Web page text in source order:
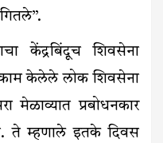
केंद्रबिंदूच शिवसेना
केलेले लोक शिवसेना
मेळाव्यात प्रबोधनकार
ते म्हणाले इतके दिवस